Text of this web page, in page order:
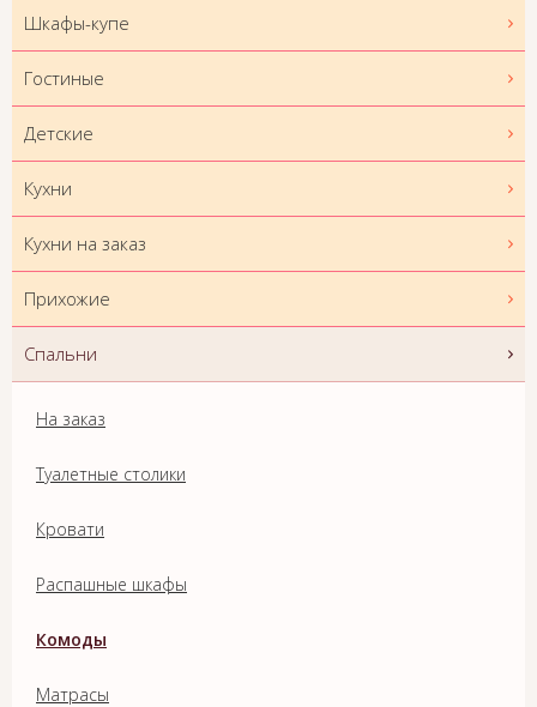
Шкафы-купе
Гостиные
Детские
Кухни
Кухни на заказ
Прихожие
Спальни
На заказ
Туалетные столики
Кровати
Распашные шкафы
Комоды
Матрасы